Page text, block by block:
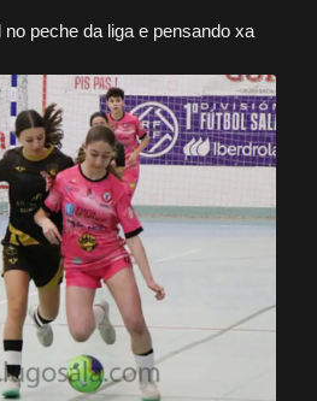
peche da liga e pensando xa